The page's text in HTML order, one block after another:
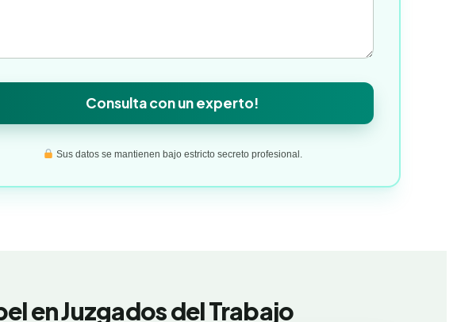
Consulta con un experto!
Sus datos se mantienen bajo estricto secreto profesional.
en Juzgados del Trabajo